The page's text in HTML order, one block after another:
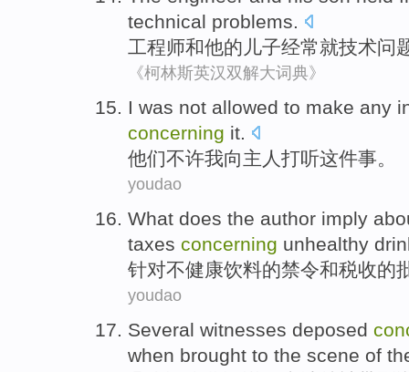
technical problems.
工程师和他的 儿子经常就技术问
《柯林斯英汉双解大词典》
I was not allowed to make any
concerning it.
他们不许我向主人 打听这件事。
youdao
What does the author imply
taxes concerning unhealthy
针对不健康饮料的禁令和税收的
youdao
Several witnesses deposed
when brought to the scene of